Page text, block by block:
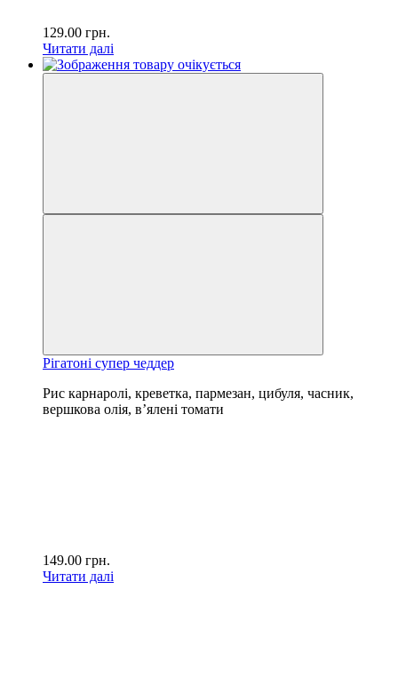
129.00 грн.
Читати далі
Рігатоні супер чеддер
Рис карнаролі, креветка, пармезан, цибуля, часник,
вершкова олія, в’ялені томати
149.00 грн.
Читати далі